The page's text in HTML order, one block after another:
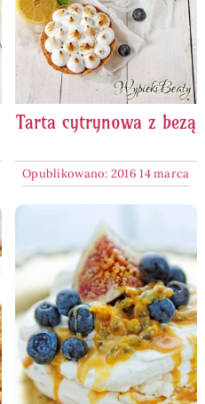
Tarta cytrynowa z bezą
Opublikowano: 2016 14 marca